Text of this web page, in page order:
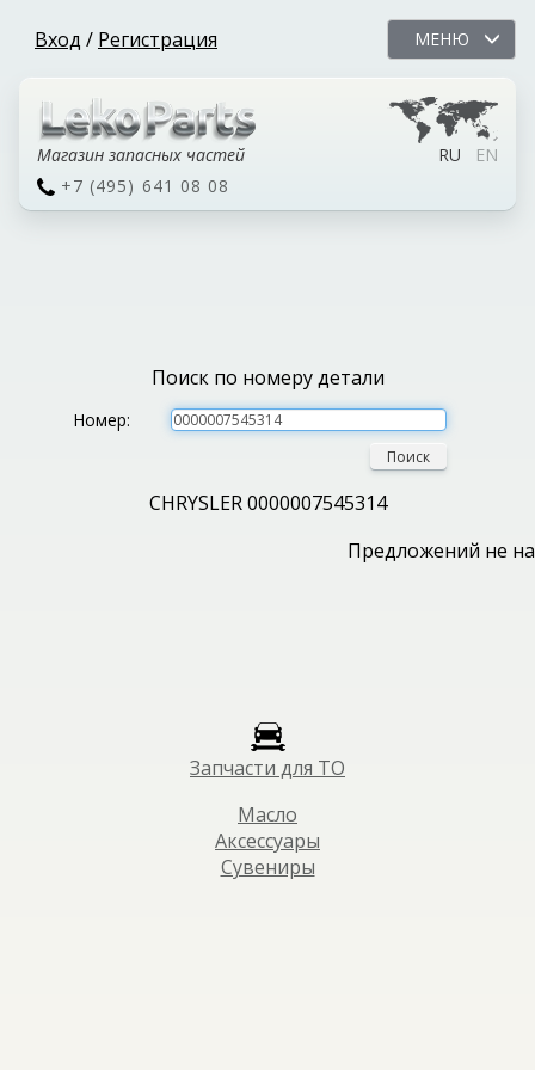
Вход / Регистрация МЕНЮ
Магазин запасных частей RU
EN
+7 (495) 641 08 08
Поиск по номеру детали
Номер:
Поиск
CHRYSLER 0000007545314
Предложений не
Запчасти для ТО
Масло
Аксессуары
Сувениры